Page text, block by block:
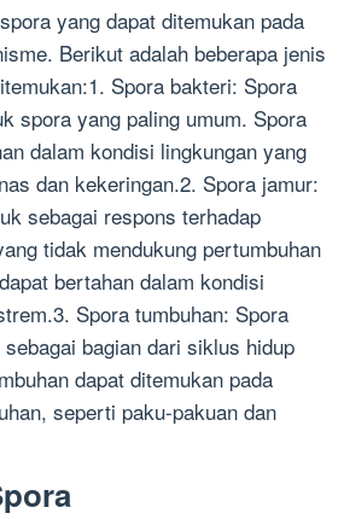
yang dapat ditemukan pada
Berikut adalah beberapa jenis
Spora bakteri: Spora
spora yang paling umum. Spora
dalam kondisi lingkungan yang
dan kekeringan.2. Spora jamur:
sebagai respons terhadap
tidak mendukung pertumbuhan
bertahan dalam kondisi
Spora tumbuhan: Spora
bagian dari siklus hidup
dapat ditemukan pada
seperti paku-pakuan dan